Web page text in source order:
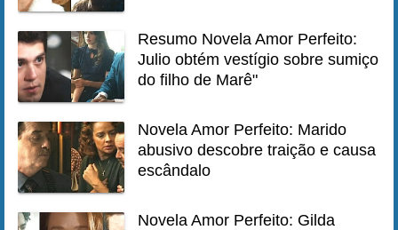
Resumo Novela Amor Perfeito:
Julio obtém vestígio sobre sumiço
do filho de Marê"
Novela Amor Perfeito: Marido
abusivo descobre traição e causa
escândalo
Novela Amor Perfeito: Gilda